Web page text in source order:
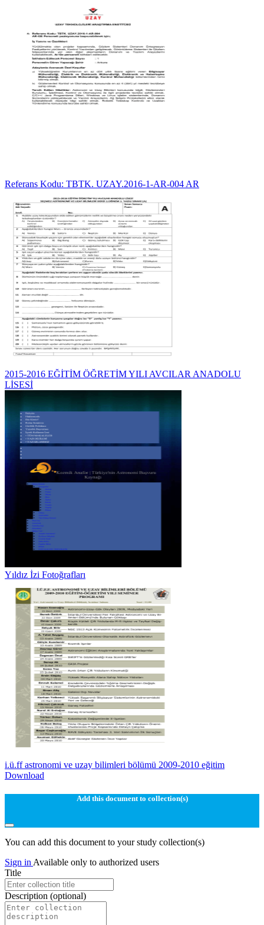
Referans Kodu: TBTK. UZAY.2016-1-AR-004 AR
2015-2016 EĞİTİM ÖĞRETİM YILI AVCILAR ANADOLU
LİSESİ
Yıldız İzi Fotoğrafları
i.ü.ff astronomi ve uzay bilimleri bölümü 2009-2010 eğitim
Download
Add this document to collection(s)
You can add this document to your study collection(s)
Sign in Available only to authorized users
Title
Description (optional)